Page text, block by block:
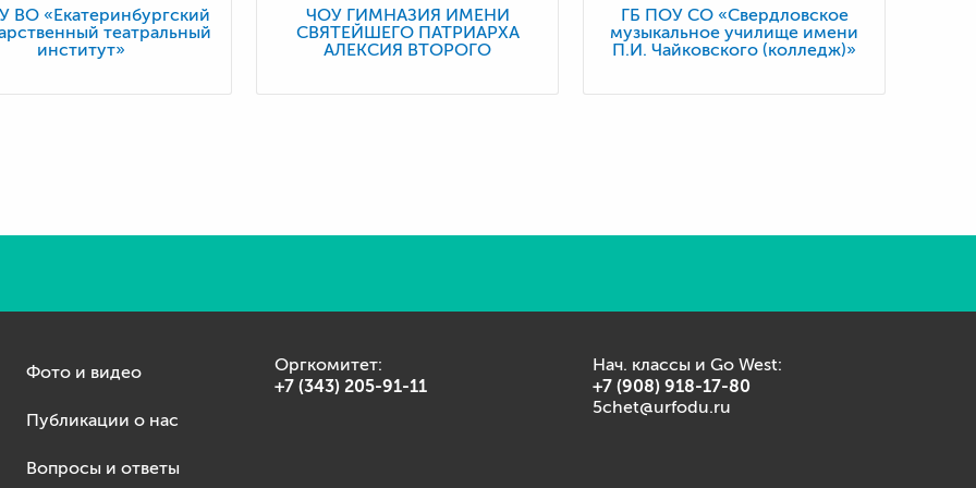
ВО «Екатеринбургский
театральный
институт»
ЧОУ ГИМНАЗИЯ ИМЕНИ
СВЯТЕЙШЕГО ПАТРИАРХА
АЛЕКСИЯ ВТОРОГО
ГБ ПОУ СО «Свердловское
музыкальное училище имени
П.И. Чайковского (колледж)»
Фото и видео
Публикации о нас
Вопросы и ответы
Оргкомитет: Нач. классы и Go West:
+7 (343) 205-91-11 +7 (908) 918-17-80
5chet@urfodu.ru